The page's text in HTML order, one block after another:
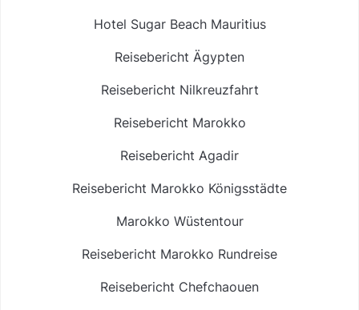
Hotel Sugar Beach Mauritius
Reisebericht Ägypten
Reisebericht Nilkreuzfahrt
Reisebericht Marokko
Reisebericht Agadir
Reisebericht Marokko Königsstädte
Marokko Wüstentour
Reisebericht Marokko Rundreise
Reisebericht Chefchaouen